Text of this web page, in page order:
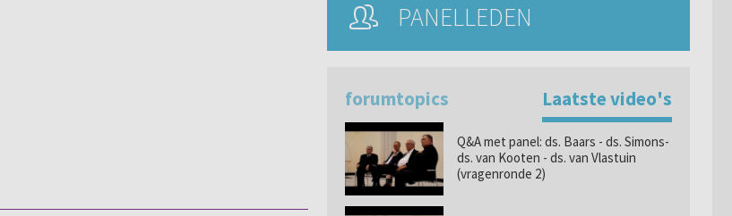
PANELLEDEN
forumtopics Laatste video's
Q&A met panel: ds. Baars - ds. Simons-
ds. van Kooten - ds. van Vlastuin
(vragenronde 2)